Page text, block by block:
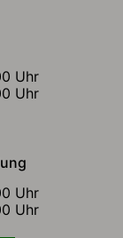
Uhr
Uhr
Uhr
Uhr